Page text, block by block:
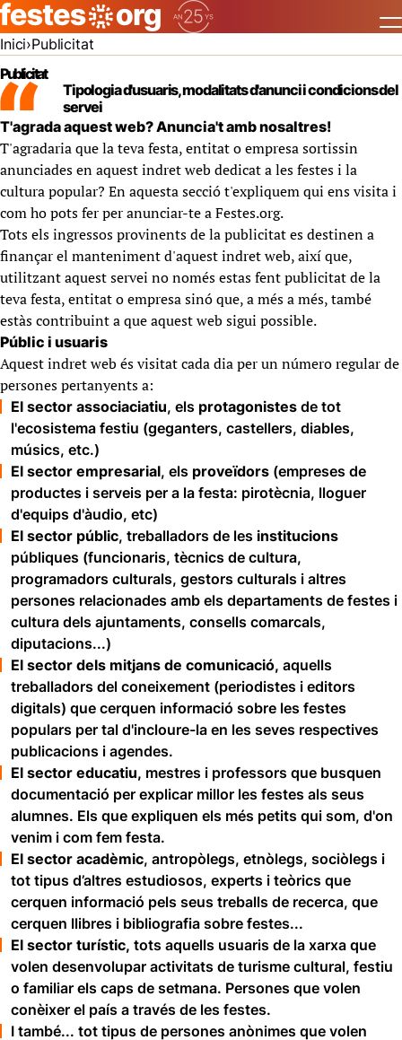
Inici Publicitat
Publicitat
Tipologia d'usuaris, modalitats d'anunci i condicions del
servei
T'agrada aquest web? Anuncia't amb nosaltres!
T'agradaria que la teva festa, entitat o empresa sortissin
anunciades en aquest indret web dedicat a les festes i la
cultura popular? En aquesta secció t'expliquem qui ens visita i
com ho pots fer per anunciar-te a Festes.org.
Tots els ingressos provinents de la publicitat es destinen a
finançar el manteniment d'aquest indret web, així que,
utilitzant aquest servei no només estas fent publicitat de la
teva festa, entitat o empresa sinó que, a més a més, també
estàs contribuint a que aquest web sigui possible.
Públic i usuaris
Aquest indret web és visitat cada dia per un número regular de
persones pertanyents a:
El sector associaciatiu, els protagonistes de tot
l'ecosistema festiu (geganters, castellers, diables,
músics, etc.)
El sector empresarial, els proveïdors (empreses de
productes i serveis per a la festa: pirotècnia, lloguer
d'equips d'àudio, etc)
El sector públic, treballadors de les institucions
públiques (funcionaris, tècnics de cultura,
programadors culturals, gestors culturals i altres
persones relacionades amb els departaments de festes i
cultura dels ajuntaments, consells comarcals,
diputacions...)
El sector dels mitjans de comunicació, aquells
treballadors del coneixement (periodistes i editors
digitals) que cerquen informació sobre les festes
populars per tal d'incloure-la en les seves respectives
publicacions i agendes.
El sector educatiu, mestres i professors que busquen
documentació per explicar millor les festes als seus
alumnes. Els que expliquen els més petits qui som, d'on
venim i com fem festa.
El sector acadèmic, antropòlegs, etnòlegs, sociòlegs i
tot tipus d’altres estudiosos, experts i teòrics que
cerquen informació pels seus treballs de recerca, que
cerquen llibres i bibliografia sobre festes...
El sector turístic, tots aquells usuaris de la xarxa que
volen desenvolupar activitats de turisme cultural, festiu
o familiar els caps de setmana. Persones que volen
conèixer el país a través de les festes.
I també... tot tipus de persones anònimes que volen